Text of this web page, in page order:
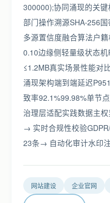
300000);协同涌现的关
部门操作溯源SHA-256
多源置信度融合算法户
0.10边缘侧轻量级状态
≤1.2MB真实场景性能对
涌现架构端到端延迟
致率92.1%99.98%单节
治理层适配实践数据主
→ 实时合规性校验
23条→ 自动化审计水印
网站建设 企业官网